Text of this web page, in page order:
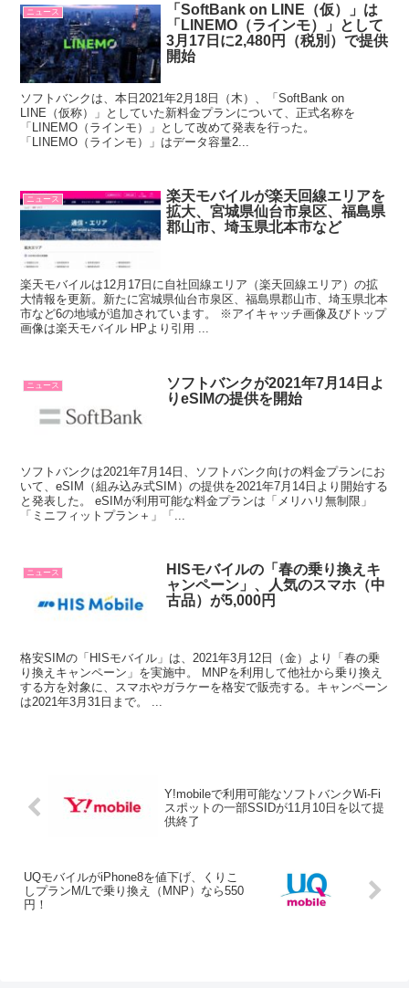
ニュース
「SoftBank on LINE（仮）」は
「LINEMO（ラインモ）」として
3月17日に2,480円（税別）で提供
開始
ソフトバンクは、本日2021年2月18日（木）、「SoftBank on
LINE（仮称）」としていた新料金プランについて、正式名称を
「LINEMO（ラインモ）」として改めて発表を行った。
「LINEMO（ラインモ）」はデータ容量2...
ニュース
楽天モバイルが楽天回線エリアを
拡大、宮城県仙台市泉区、福島県
郡山市、埼玉県北本市など
楽天モバイルは12月17日に自社回線エリア（楽天回線エリア）の拡
大情報を更新。新たに宮城県仙台市泉区、福島県郡山市、埼玉県北本
市など6の地域が追加されています。 ※アイキャッチ画像及びトップ
画像は楽天モバイル HPより引用 ...
ニュース
ソフトバンクが2021年7月14日よ
りeSIMの提供を開始
ソフトバンクは2021年7月14日、ソフトバンク向けの料金プランにお
いて、eSIM（組み込み式SIM）の提供を2021年7月14日より開始する
と発表した。 eSIMが利用可能な料金プランは「メリハリ無制限」
「ミニフィットプラン＋」「...
ニュース
HISモバイルの「春の乗り換えキ
ャンペーン」、人気のスマホ（中
古品）が5,000円
格安SIMの「HISモバイル」は、2021年3月12日（金）より「春の乗
り換えキャンペーン」を実施中。 MNPを利用して他社から乗り換え
する方を対象に、スマホやガラケーを格安で販売する。キャンペーン
は2021年3月31日まで。 ...
Y!mobileで利用可能なソフトバンクWi-Fi
スポットの一部SSIDが11月10日を以て提
供終了
UQモバイルがiPhone8を値下げ、くりこ
しプランM/Lで乗り換え（MNP）なら550
円！